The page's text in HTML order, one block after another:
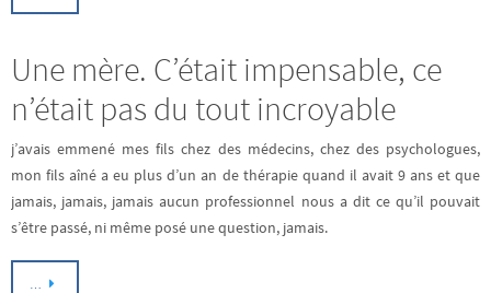
Une mère. C’était impensable, ce
n’était pas du tout incroyable
j’avais emmené mes fils chez des médecins, chez des psychologues,
mon fils aîné a eu plus d’un an de thérapie quand il avait 9 ans et que
jamais, jamais, jamais aucun professionnel nous a dit ce qu’il pouvait
s’être passé, ni même posé une question, jamais.
…